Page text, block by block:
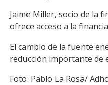
Email
Jaime Miller, socio de la
ofrece acceso a la
El cambio de la fuente
reducción importante de
Foto: Pablo La Rosa/